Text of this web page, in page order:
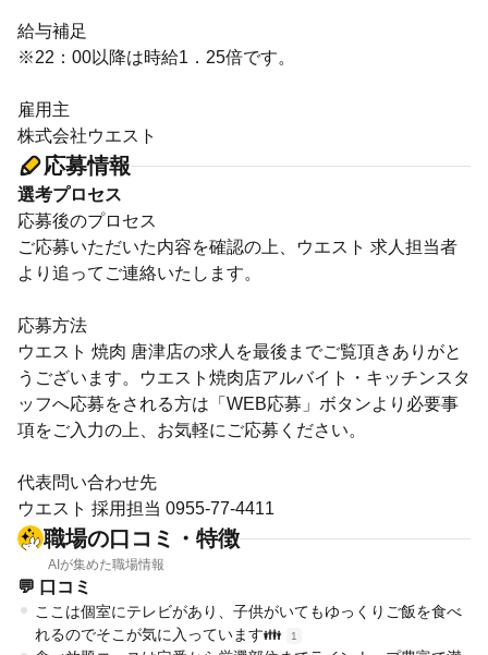
給与補足
※22：00以降は時給1．25倍です。
雇用主
株式会社ウエスト
応募情報
選考プロセス
応募後のプロセス
ご応募いただいた内容を確認の上、ウエスト 求人担当者
より追ってご連絡いたします。
応募方法
ウエスト 焼肉 唐津店の求人を最後までご覧頂きありがと
うございます。ウエスト焼肉店アルバイト・キッチンスタ
ッフへ応募をされる方は「WEB応募」ボタンより必要事
項をご入力の上、お気軽にご応募ください。
代表問い合わせ先
ウエスト 採用担当 0955-77-4411
職場の口コミ・特徴
AIが集めた職場情報
💬 口コミ
ここは個室にテレビがあり、子供がいてもゆっくりご飯を食べ
れるのでそこが気に入っています👪
1